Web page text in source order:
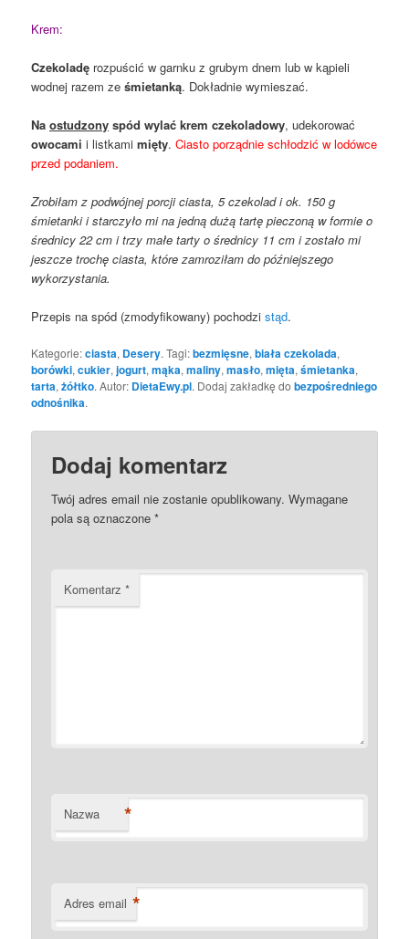
Krem:
Czekoladę rozpuścić w garnku z grubym dnem lub w kąpieli
wodnej razem ześmietanką. Dokładnie wymieszać.
Naostudzony spód wylać krem czekoladowy, udekorować
owocami i listkamimięty.Ciasto porządnie schłodzić w lodówce
przed podaniem.
Zrobiłam z podwójnej porcji ciasta, 5 czekolad i ok. 150 g
śmietanki i starczyło mi na jedną dużą tartę pieczoną w formie o
średnicy 22 cm i trzy małe tarty o średnicy 11 cm i zostało mi
jeszcze trochę ciasta, które zamroziłam do późniejszego
wykorzystania.
Przepis na spód (zmodyfikowany) pochodzistąd.
Kategorie:ciasta, Desery. Tagi:bezmięsne,biała czekolada,
borówki,cukier,jogurt,mąka,maliny,masło,mięta,śmietanka,
tarta,żółtko. Autor: DietaEwy.pl. Dodaj zakładkę dobezpośredniego
odnośnika.
Dodaj komentarz
Twój adres email nie zostanie opublikowany. Wymagane
pola są oznaczone*
Komentarz*
Nazwa *
Adres email *